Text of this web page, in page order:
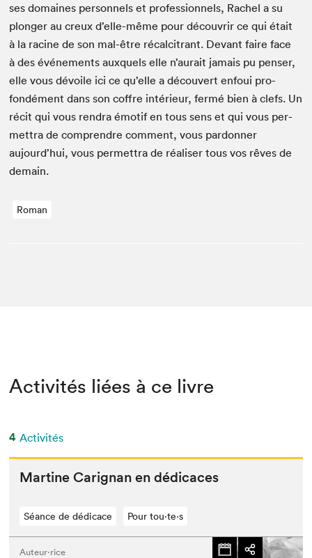
ses domaines per­son­nels et pro­fes­sion­nels, Rachel a su
plonger au creux d’elle-même pour décou­vrir ce qui était
à la racine de son mal-être récal­ci­trant. Devant faire face
à des événe­ments aux­quels elle n’aurait jamais pu penser,
elle vous dévoile ici ce qu’elle a décou­vert enfoui pro­
fondé­ment dans son cof­fre intérieur, fer­mé bien à clefs. Un
réc­it qui vous ren­dra émo­tif en tous sens et qui vous per­
me­t­tra de com­pren­dre com­ment, vous par­don­ner
aujourd’hui, vous per­me­t­tra de réalis­er tous vos rêves de
demain.
Roman
Activités liées à ce livre
4 Activités
Mar­tine Carig­nan en dédicaces
Séance de dédicace Pour tou⋅te⋅s
Auteur·rice